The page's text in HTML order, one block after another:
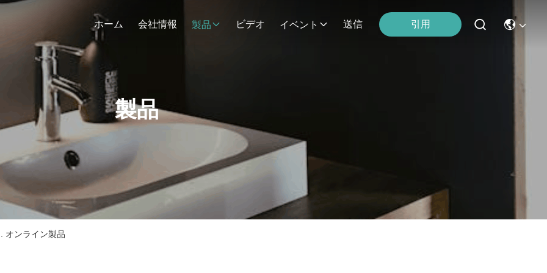
ホーム 会社情報 製品 ビデオ イベント 送信 引用
製品
オンライン製品